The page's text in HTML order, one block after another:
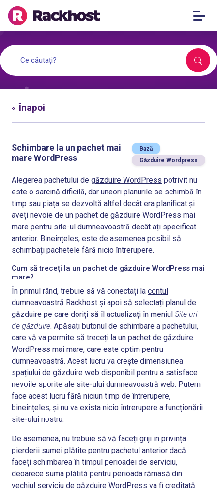
« Înapoi
Schimbare la un pachet mai
mare WordPress
Bază
Găzduire Wordpress
Alegerea pachetului de găzduire WordPress potrivit nu
este o sarcină dificilă, dar uneori planurile se schimbă în
timp sau piața se dezvoltă altfel decât era planificat și
aveți nevoie de un pachet de găzduire WordPress mai
mare pentru site-ul dumneavoastră decât ați specificat
anterior. Bineînțeles, este de asemenea posibil să
schimbați pachetele fără nicio întrerupere.
Cum să treceți la un pachet de găzduire WordPress mai
mare?
În primul rând, trebuie să vă conectați la contul
dumneavoastră Rackhost și apoi să selectați planul de
găzduire pe care doriți să îl actualizați în meniul Site-uri
de găzduire. Apăsați butonul de schimbare a pachetului,
care vă va permite să treceți la un pachet de găzduire
WordPress mai mare, care este optim pentru
dumneavoastră. Acest lucru va crește dimensiunea
spațiului de găzduire web disponibil pentru a satisface
nevoile sporite ale site-ului dumneavoastră web. Putem
face acest lucru fără niciun timp de întrerupere,
bineînțeles, și nu va exista nicio întrerupere a funcționării
site-ului nostru.
De asemenea, nu trebuie să vă faceți griji în privința
pierderii sumei plătite pentru pachetul anterior dacă
faceți schimbarea în timpul perioadei de serviciu,
deoarece suma plătită pentru perioada rămasă din
vechiul serviciu de găzduire WordPress va fi creditată